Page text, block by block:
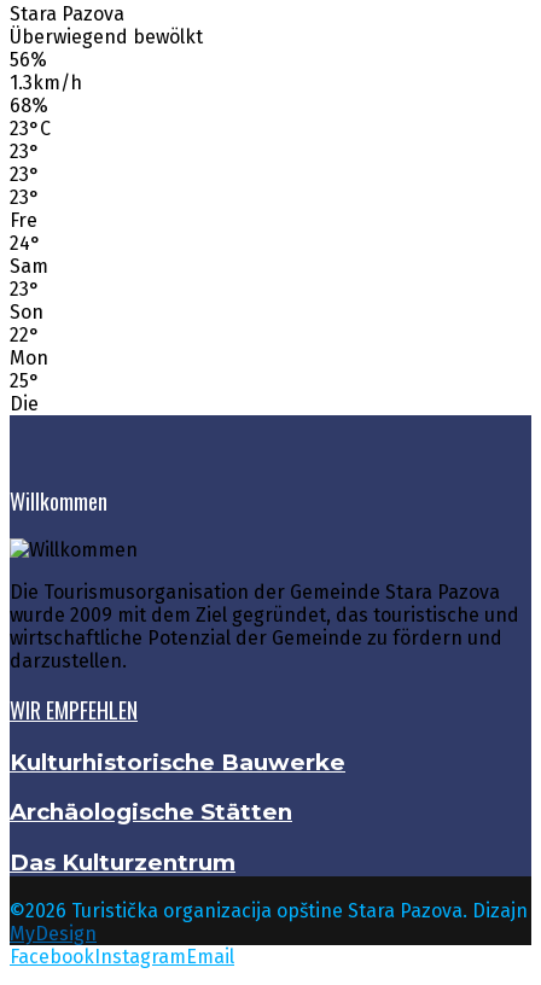
Stara Pazova
Überwiegend bewölkt
56%
1.3km/h
68%
23°C
23°
23°
23°
Fre
24°
Sam
23°
Son
22°
Mon
25°
Die
Willkommen
Die Tourismusorganisation der Gemeinde Stara Pazova
wurde 2009 mit dem Ziel gegründet, das touristische und
wirtschaftliche Potenzial der Gemeinde zu fördern und
darzustellen.
WIR EMPFEHLEN
Kulturhistorische Bauwerke
Archäologische Stätten
Das Kulturzentrum
©2026 Turistička organizacija opštine Stara Pazova. Dizajn
MyDesign
FacebookInstagramEmail